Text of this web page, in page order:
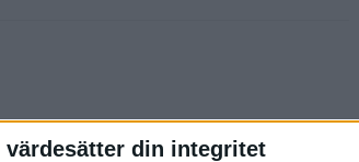
värdesätter din integritet